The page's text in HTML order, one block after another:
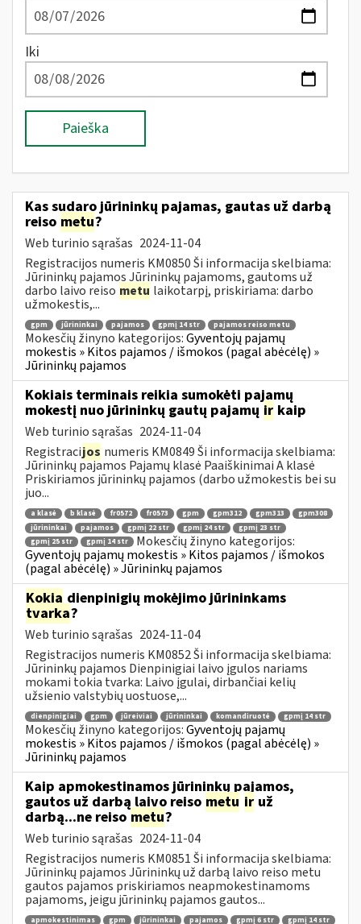
Iki
Paieška
Kas sudaro jūrininkų pajamas, gautas už darbą
reiso metu?
Web turinio sąrašas 2024-11-04
Registracijos numeris KM0850 Ši informacija skelbiama:
Jūrininkų pajamos Jūrininkų pajamoms, gautoms už
darbo laivo reiso metu laikotarpį, priskiriama: darbo
užmokestis,...
gpm jūrininkai pajamos gpmį 14 str pajamos reiso metu
Mokesčių žinyno kategorijos:Gyventojų pajamų
mokestis » Kitos pajamos / išmokos (pagal abėcėlę) »
Jūrininkų pajamos
Kokiais terminais reikia sumokėti pajamų
mokestį nuo jūrininkų gautų pajamų ir kaip
Web turinio sąrašas 2024-11-04
Registracijos numeris KM0849 Ši informacija skelbiama:
Jūrininkų pajamos Pajamų klasė Paaiškinimai A klasė
Priskiriamos jūrininkų pajamos (darbo užmokestis bei su
juo...
a klasė b klasė fr0572 fr0573 gpm gpm312 gpm313
gpm308
jūrininkai
pajamos gpmį 22 str gpmį 24 str
gpmį 23 str
gpmį 25 str
gpmį 14 str
Mokesčių žinyno kategorijos:
Gyventojų pajamų mokestis » Kitos pajamos / išmokos
(pagal abėcėlę) » Jūrininkų pajamos
Kokia dienpinigių mokėjimo jūrininkams
tvarka?
Web turinio sąrašas 2024-11-04
Registracijos numeris KM0852 Ši informacija skelbiama:
Jūrininkų pajamos Dienpinigiai laivo įgulos nariams
mokami tokia tvarka: Laivo įgulai, dirbančiai kelių
užsienio valstybių uostuose,...
dienpinigiai gpm jūreiviai jūrininkai komandiruotė gpmį 14 str
Mokesčių žinyno kategorijos:Gyventojų pajamų
mokestis » Kitos pajamos / išmokos (pagal abėcėlę) »
Jūrininkų pajamos
Kaip apmokestinamos jūrininkų pajamos,
gautos už darbą laivo reiso metu ir už
darbą...ne reiso metu?
Web turinio sąrašas 2024-11-04
Registracijos numeris KM0851 Ši informacija skelbiama:
Jūrininkų pajamos Jūrininkų už darbą laivo reiso metu
gautos pajamos priskiriamos neapmokestinamoms
pajamoms, jeigu jūrininkų pajamos gautos...
apmokestinimas gpm jūrininkai pajamos gpmį 6 str gpmį 14 str